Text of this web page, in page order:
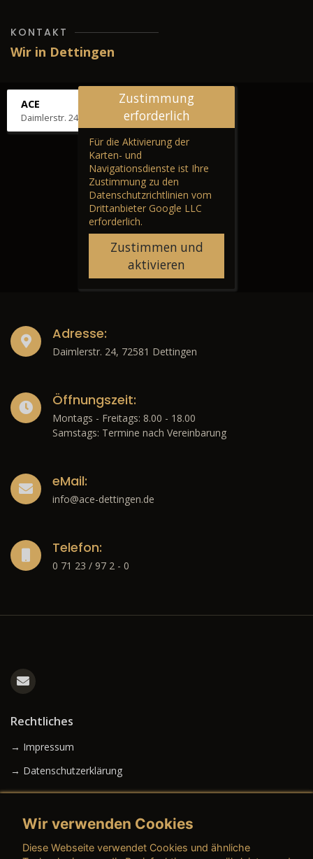
KONTAKT
Wir in Dettingen
ACE
Daimlerstr. 24, 72581 Dettingen
Zustimmung
erforderlich
Für die Aktivierung der
Karten- und
Navigationsdienste ist Ihre
Zustimmung zu den
Datenschutzrichtlinien vom
Drittanbieter Google LLC
erforderlich.
Zustimmen und
aktivieren
Adresse:
Daimlerstr. 24, 72581 Dettingen
Öffnungszeit:
Montags - Freitags: 8.00 - 18.00
Samstags: Termine nach Vereinbarung
eMail:
info@ace-dettingen.de
Telefon:
0 71 23 / 97 2 - 0
Rechtliches
→ Impressum
→ Datenschutzerklärung
Wir verwenden Cookies
Diese Webseite verwendet Cookies und ähnliche